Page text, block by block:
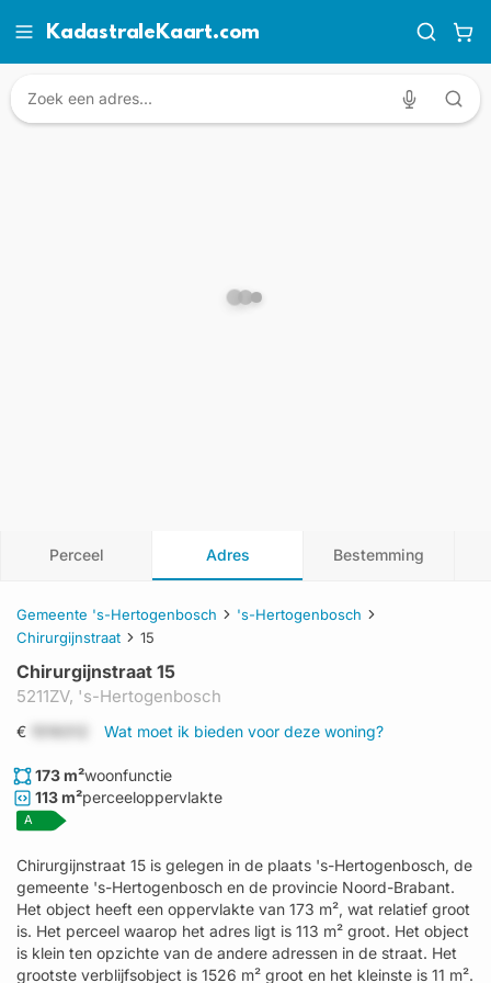
KadastraleKaart.com
Perceel Adres Bestemming
Gemeente 's-Hertogenbosch
's-Hertogenbosch
Chirurgijnstraat
15
Chirurgijnstraat 15
5211ZV, 's-Hertogenbosch
€ Wat moet ik bieden voor deze woning?
173 m²woonfunctie
113 m²perceeloppervlakte
A
Chirurgijnstraat 15 is gelegen in de plaats 's-Hertogenbosch, de
gemeente 's-Hertogenbosch en de provincie Noord-Brabant.
Het object heeft een oppervlakte van 173 m², wat relatief groot
is. Het perceel waarop het adres ligt is 113 m² groot. Het object
is klein ten opzichte van de andere adressen in de straat. Het
grootste verblijfsobject is 1526 m² groot en het kleinste is 11 m².